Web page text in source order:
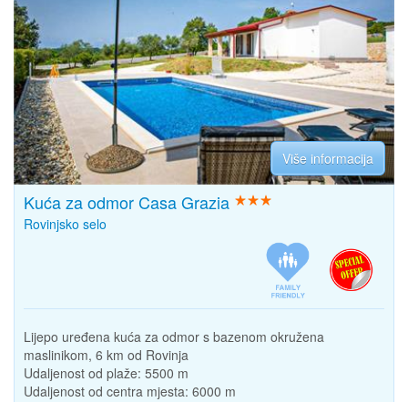
Više informacija
Kuća za odmor Casa Grazia
Rovinjsko selo
Lijepo uređena kuća za odmor s bazenom okružena
maslinikom, 6 km od Rovinja
Udaljenost od plaže: 5500 m
Udaljenost od centra mjesta: 6000 m